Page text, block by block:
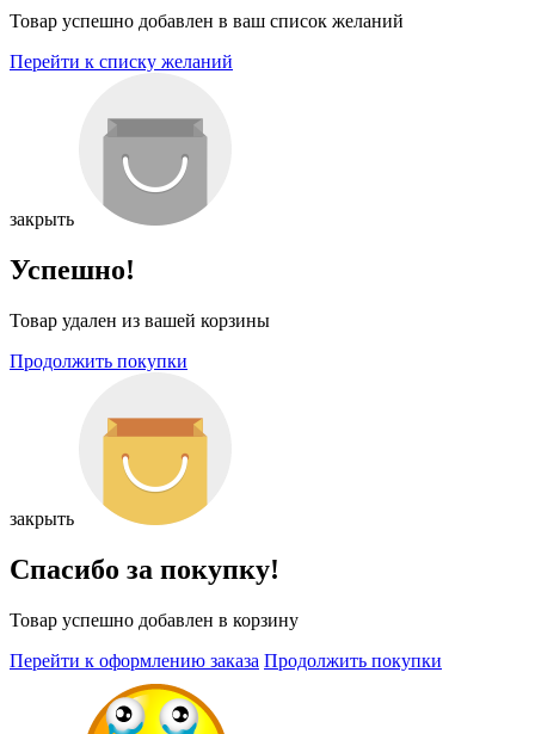
Товар успешно добавлен в ваш список желаний
Перейти к списку желаний
закрыть
Успешно!
Товар удален из вашей корзины
Продолжить покупки
закрыть
Спасибо за покупку!
Товар успешно добавлен в корзину
Перейти к оформлению заказа Продолжить покупки